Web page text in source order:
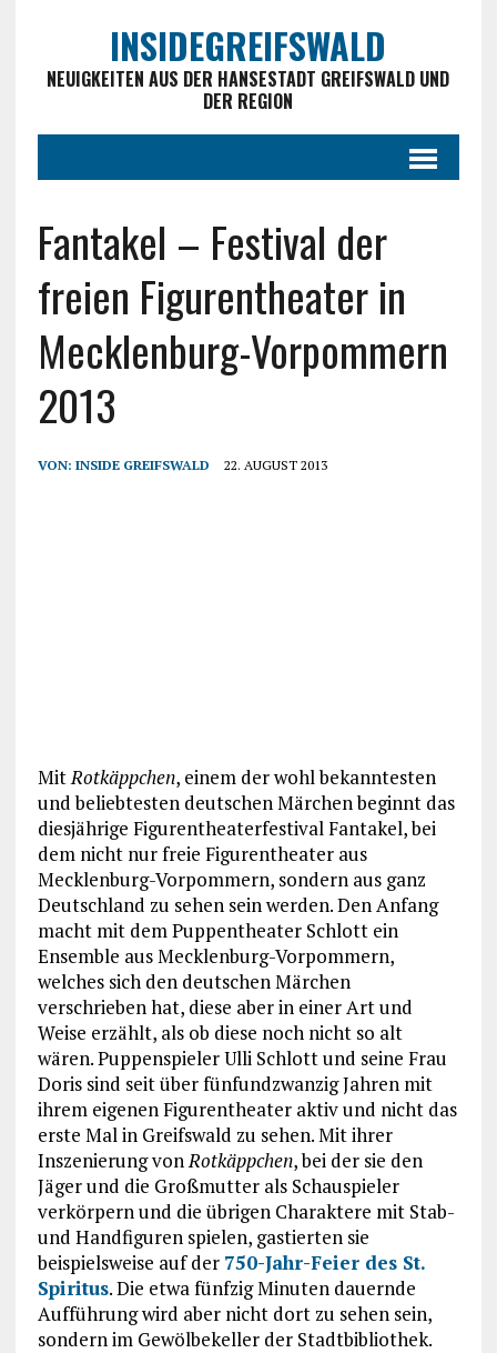
INSIDEGREIFSWALD
NEUIGKEITEN AUS DER HANSESTADT GREIFSWALD UND
DER REGION
Fantakel – Festival der
freien Figurentheater in
Mecklenburg-Vorpommern
2013
VON: INSIDE GREIFSWALD 22. AUGUST 2013
MitRotkäppchen, einem der wohl bekanntesten
und beliebtesten deutschen Märchen beginnt das
diesjährige Figurentheaterfestival Fantakel, bei
dem nicht nur freie Figurentheater aus
Mecklenburg-Vorpommern, sondern aus ganz
Deutschland zu sehen sein werden. Den Anfang
macht mit dem Puppentheater Schlott ein
Ensemble aus Mecklenburg-Vorpommern,
welches sich den deutschen Märchen
verschrieben hat, diese aber in einer Art und
Weise erzählt, als ob diese noch nicht so alt
wären. Puppenspieler Ulli Schlott und seine Frau
Doris sind seit über fünfundzwanzig Jahren mit
ihrem eigenen Figurentheater aktiv und nicht das
erste Mal in Greifswald zu sehen. Mit ihrer
Inszenierung vonRotkäppchen, bei der sie den
Jäger und die Großmutter als Schauspieler
verkörpern und die übrigen Charaktere mit Stab-
und Handfiguren spielen, gastierten sie
beispielsweise auf der 750-Jahr-Feier des St.
Spiritus. Die etwa fünfzig Minuten dauernde
Aufführung wird aber nicht dort zu sehen sein,
sondern im Gewölbekeller der Stadtbibliothek.